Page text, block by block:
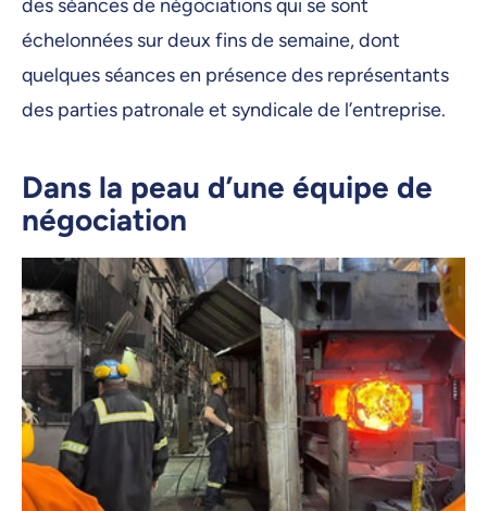
des séances de négociations qui se sont
échelonnées sur deux fins de semaine, dont
quelques séances en présence des représentants
des parties patronale et syndicale de l’entreprise.
Dans la peau d’une équipe de
négociation